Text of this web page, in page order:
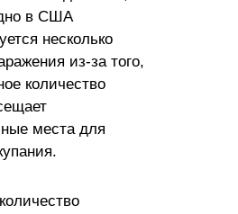
в США
несколько
из-за того,
количество
места для